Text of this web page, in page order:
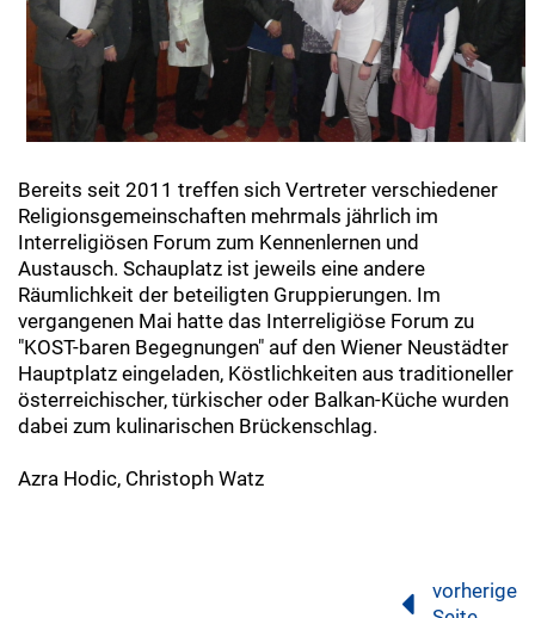
Bereits seit 2011 treffen sich Vertreter verschiedener
Religionsgemeinschaften mehrmals jährlich im
Interreligiösen Forum zum Kennenlernen und
Austausch. Schauplatz ist jeweils eine andere
Räumlichkeit der beteiligten Gruppierungen. Im
vergangenen Mai hatte das Interreligiöse Forum zu
"KOST-baren Begegnungen" auf den Wiener Neustädter
Hauptplatz eingeladen, Köstlichkeiten aus traditioneller
österreichischer, türkischer oder Balkan-Küche wurden
dabei zum kulinarischen Brückenschlag.
Azra Hodic, Christoph Watz
vorherige